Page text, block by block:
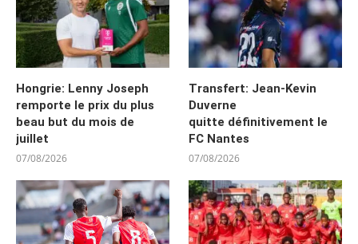
Hongrie: Lenny Joseph
remporte le prix du plus
beau but du mois de
juillet
07/08/2026
Transfert: Jean-Kevin
Duverne
quitte définitivement le
FC Nantes
07/08/2026